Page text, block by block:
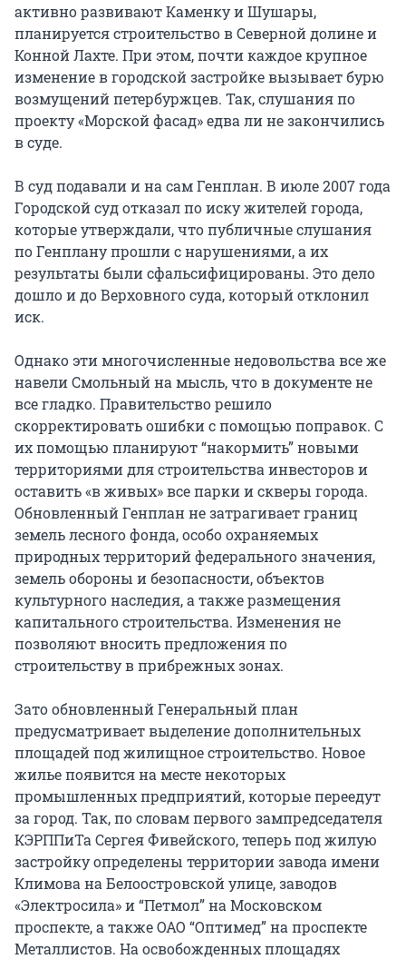
активно развивают Каменку и Шушары,
планируется строительство в Северной долине и
Конной Лахте. При этом, почти каждое крупное
изменение в городской застройке вызывает бурю
возмущений петербуржцев. Так, слушания по
проекту «Морской фасад» едва ли не закончились
в суде.
В суд подавали и на сам Генплан. В июле 2007 года
Городской суд отказал по иску жителей города,
которые утверждали, что публичные слушания
по Генплану прошли с нарушениями, а их
результаты были сфальсифицированы. Это дело
дошло и до Верховного суда, который отклонил
иск.
Однако эти многочисленные недовольства все же
навели Смольный на мысль, что в документе не
все гладко. Правительство решило
скорректировать ошибки с помощью поправок. С
их помощью планируют “накормить” новыми
территориями для строительства инвесторов и
оставить «в живых» все парки и скверы города.
Обновленный Генплан не затрагивает границ
земель лесного фонда, особо охраняемых
природных территорий федерального значения,
земель обороны и безопасности, объектов
культурного наследия, а также размещения
капитального строительства. Изменения не
позволяют вносить предложения по
строительству в прибрежных зонах.
Зато обновленный Генеральный план
предусматривает выделение дополнительных
площадей под жилищное строительство. Новое
жилье появится на месте некоторых
промышленных предприятий, которые переедут
за город. Так, по словам первого зампредседателя
КЭРППиТа Сергея Фивейского, теперь под жилую
застройку определены территории завода имени
Климова на Белоостровской улице, заводов
«Электросила» и “Петмол” на Московском
проспекте, а также ОАО “Оптимед” на проспекте
Металлистов. На освобожденных площадях